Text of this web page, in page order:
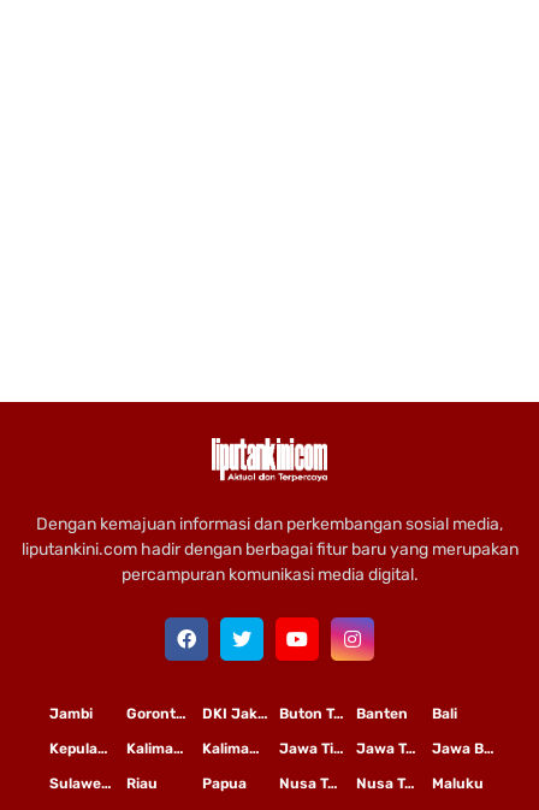
Dengan kemajuan informasi dan perkembangan sosial media,
liputankini.com hadir dengan berbagai fitur baru yang merupakan
percampuran komunikasi media digital.
Bali
Banten
Buton Tengah
DKI Jakarta
Gorontalo
Jambi
Jawa Barat
Jawa Tengah
Jawa Timur
Kalimantan Tengah
Kalimantan Timur
Kepulauan Riau
Maluku
Nusa Tenggara Barat
Nusa Tenggara Timur
Papua
Riau
Sulawesi Selatan